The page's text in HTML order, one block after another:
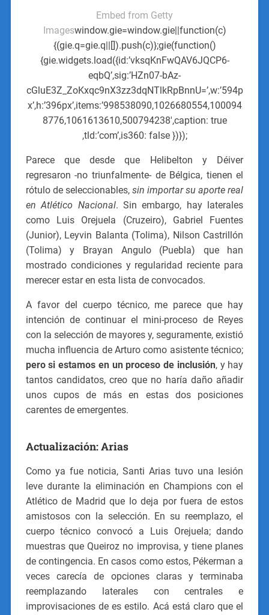
Embed from Getty
Imageswindow.gie=window.gie||function(c)
{(gie.q=gie.q||[]).push(c)};gie(function()
{gie.widgets.load({id:’vksqKnFwQAV6JQCP6-
eqbQ’,sig:’HZn07-bAz-
cGluE3Z_ZoKxqc9nX3zz3dqNTlkRpBnnU=’,w:’594p
x’,h:’396px’,items:’998538090,1026680554,100094
8776,1061613610,500794238′,caption: true
,tld:’com’,is360: false })});
Parece que desde que Helibelton y Déiver
regresaron -no triunfalmente- de Bélgica, tienen el
rótulo de seleccionables, sin importar su aporte real
en Atlético Nacional. Sin embargo, hay laterales
como Luis Orejuela (Cruzeiro), Gabriel Fuentes
(Junior), Leyvin Balanta (Tolima), Nilson Castrillón
(Tolima) y Brayan Angulo (Puebla) que han
mostrado condiciones y regularidad reciente para
merecer estar en esta lista de convocados.
A favor del cuerpo técnico, me parece que hay
intención de continuar el mini-proceso de Reyes
con la selección de mayores y, seguramente, existió
mucha influencia de Arturo como asistente técnico;
pero si estamos en un proceso de inclusión, y hay
tantos candidatos, creo que no haría daño añadir
unos cupos de más en estas dos posiciones
carentes de emergentes.
Actualización: Arias
Como ya fue noticia, Santi Arias tuvo una lesión
leve durante la eliminación en Champions con el
Atlético de Madrid que lo deja por fuera de estos
amistosos con la selección. En su reemplazo, el
cuerpo técnico convocó a Luis Orejuela; dando
muestras que Queiroz no improvisa, y tiene planes
de contingencia. En casos como estos, Pékerman a
veces carecía de opciones claras y terminaba
reemplazando laterales con centrales e
improvisaciones de es estilo. Acá está claro que el